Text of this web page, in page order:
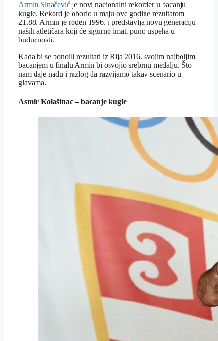
Armin Sinačević je novi nacionalni rekorder u bacanju
kugle. Rekord je oborio u maju ove godine rezultatom
21.88. Armin je rođen 1996. i predstavlja novu generaciju
naših atletičara koji će sigurno imati puno uspeha u
budućnosti.
Kada bi se ponoili rezultati iz Rija 2016. svojim najboljim
bacanjem u finalu Armin bi osvojio srebrnu medalju. Što
nam daje nadu i razlog da razvijamo takav scenario u
glavama.
Asmir Kolašinac – bacanje kugle